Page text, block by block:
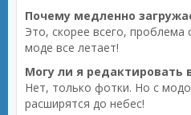
Почему медленно
Это, скорее всего, проблема
моде все летает!
Могу ли я редактировать
Нет, только фотки. Но с
расширятся до небес!